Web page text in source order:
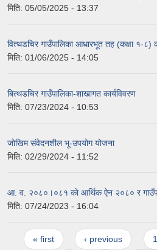
मिति: 05/05/2025 - 13:37
वित्थडचिर गाउँपालिका आधारभूत तह (कक्षा १-८)
मिति: 01/06/2025 - 14:05
बित्थडचिर गाउँपालिका-शाखागत कार्यविवरण
मिति: 07/23/2024 - 10:53
जोखिम संवेदनशील भू-उपयोग योजना
मिति: 02/29/2024 - 11:52
आ. व. २०८०।०८१ काे आर्थिक ऐन २०८० र
मिति: 07/24/2023 - 16:04
Pages
« first ‹ previous 1